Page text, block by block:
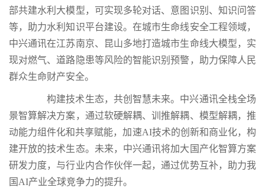
部共建水利大模型，可实现多轮对话、意图识别、知识问答
等，助力水利知识平台建设。在城市生命线安全工程领域，
中兴通讯在江苏南京、昆山多地打造城市生命线大模型，实
现对燃气、道路隐患等风险的智能识别预警，助力保障人民
群众生命财产安全。
构建技术生态，共创智慧未来。中兴通讯全栈全场
景智算解决方案，通过软硬解耦、训推解耦、模型解耦，推
动能力组件化和共享赋能，加速AI技术的创新和商业化，构
建开放的技术生态。未来，中兴通讯将加大国产化智算方案
研发力度，与行业内合作伙伴一起，通过优势互补，助力我
国AI产业全球竞争力的提升。